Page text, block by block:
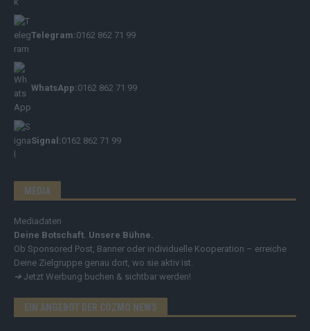
Telegram:0162 862 71 99
WhatsApp:0162 862 71 99
Signal:0162 862 71 99
MEDIA
Mediadaten
Deine Botschaft. Unsere Bühne.
Ob Sponsored Post, Banner oder individuelle Kooperation – erreiche
Deine Zielgruppe genau dort, wo sie aktiv ist.
➔ Jetzt Werbung buchen & sichtbar werden!
EIN ANGEBOT DER COZMO NEWS